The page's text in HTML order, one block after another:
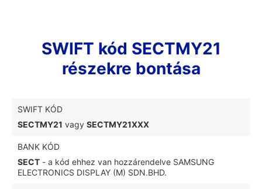
SWIFT kód SECTMY21
részekre bontása
SWIFT KÓD
SECTMY21 vagy SECTMY21XXX
BANK KÓD
SECT - a kód ehhez van hozzárendelve SAMSUNG
ELECTRONICS DISPLAY (M) SDN.BHD.